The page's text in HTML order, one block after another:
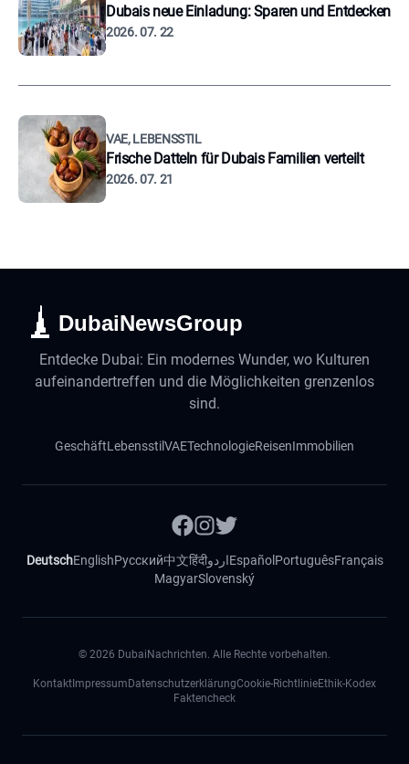
Dubais neue Einladung: Sparen und Entdecken
2026. 07. 22
VAE, LEBENSSTIL
Frische Datteln für Dubais Familien verteilt
2026. 07. 21
DubaiNewsGroup
Entdecke Dubai: Ein modernes Wunder, wo Kulturen
aufeinandertreffen und die Möglichkeiten grenzenlos
sind.
GeschäftLebensstilVAETechnologieReisenImmobilien
DeutschEnglishРусский中文हिंदीاردوEspañol PortuguêsFrançais
MagyarSlovenský
© 2026 DubaiNachrichten. Alle Rechte vorbehalten.
Kontakt Impressum DatenschutzerklärungCookie-RichtlinieEthik-Kodex
Faktencheck